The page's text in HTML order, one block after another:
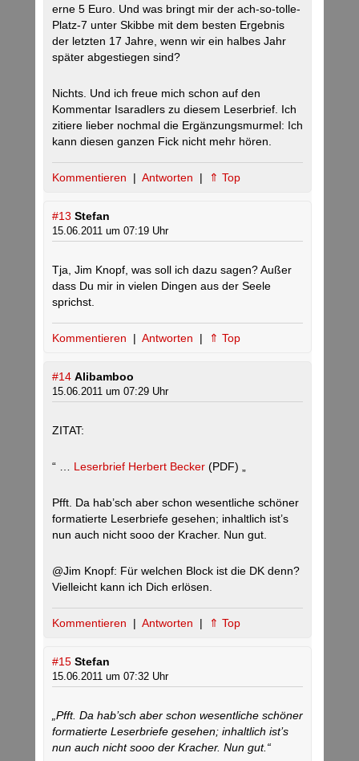
erne 5 Euro. Und was bringt mir der ach-so-tolle-
Platz-7 unter Skibbe mit dem besten Ergebnis
der letzten 17 Jahre, wenn wir ein halbes Jahr
später abgestiegen sind?
Nichts. Und ich freue mich schon auf den
Kommentar Isaradlers zu diesem Leserbrief. Ich
zitiere lieber nochmal die Ergänzungsmurmel: Ich
kann diesen ganzen Fick nicht mehr hören.
Kommentieren | Antworten | ⇑ Top
#13 Stefan
15.06.2011 um 07:19 Uhr
Tja, Jim Knopf, was soll ich dazu sagen? Außer
dass Du mir in vielen Dingen aus der Seele
sprichst.
Kommentieren | Antworten | ⇑ Top
#14 Alibamboo
15.06.2011 um 07:29 Uhr
ZITAT:
“ … Leserbrief Herbert Becker (PDF) „
Pfft. Da hab’sch aber schon wesentliche schöner
formatierte Leserbriefe gesehen; inhaltlich ist’s
nun auch nicht sooo der Kracher. Nun gut.
@Jim Knopf: Für welchen Block ist die DK denn?
Vielleicht kann ich Dich erlösen.
Kommentieren | Antworten | ⇑ Top
#15 Stefan
15.06.2011 um 07:32 Uhr
„Pfft. Da hab’sch aber schon wesentliche schöner
formatierte Leserbriefe gesehen; inhaltlich ist’s
nun auch nicht sooo der Kracher. Nun gut.“